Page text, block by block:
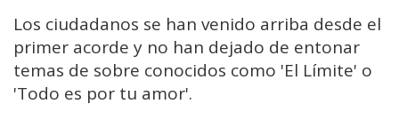
Los ciudadanos se han venido arriba desde el
primer acorde y no han dejado de entonar
temas de sobre conocidos como 'El Límite' o
'Todo es por tu amor'.